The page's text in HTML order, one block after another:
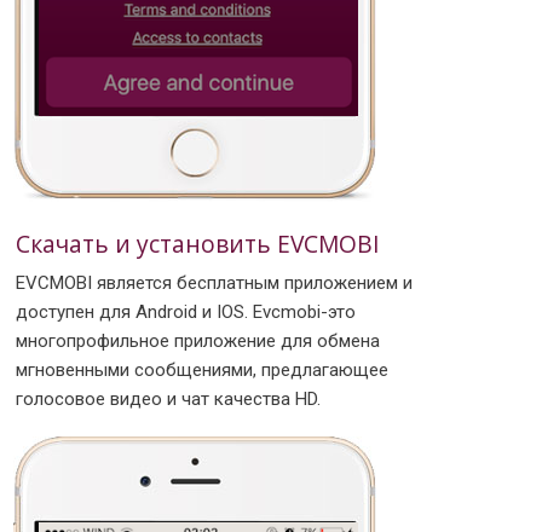
Скачать и установить EVCMOBI
EVCMOBI является бесплатным приложением и
доступен для Android и IOS. Evcmobi-это
многопрофильное приложение для обмена
мгновенными сообщениями, предлагающее
голосовое видео и чат качества HD.